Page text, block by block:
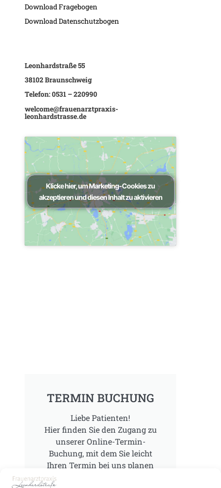
Download Fragebogen
Download Datenschutzbogen
Leonhardstraße 55
38102 Braunschweig
Telefon:0531 – 220990
welcome@frauenarztpraxis-
leonhardstrasse.de
Klicke hier, um Marketing-Cookies zu
akzeptieren und diesen Inhalt zu aktivieren
TERMIN BUCHUNG
Liebe Patienten!
Hier finden Sie den Zugang zu
unserer Online-Termin-
Buchung, mit dem Sie leicht
Ihren Termin bei uns planen